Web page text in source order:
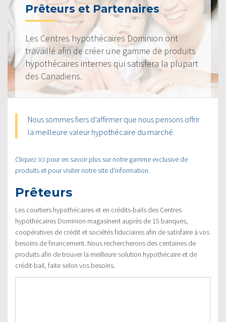
Prêteurs et Partenaires
Les Centres hypothécaires Dominion ont
travaillé afin de créer une gamme de produits
hypothécaires internes qui satisfera la plupart
des Canadiens.
Nous sommes fiers d’affirmer que nous pensons offrir
la meilleure valeur hypothécaire du marché.
Cliquez ici pour en savoir plus sur notre gamme exclusive de
produits et pour visiter notre site d’information.
Prêteurs
Les courtiers hypothécaires et en crédits-bails des Centres
hypothécaires Dominion magasinent auprès de 15 banques,
coopératives de crédit et sociétés fiduciaires afin de satisfaire à vos
besoins de financement. Nous rechercherons des centaines de
produits afin de trouver la meilleure solution hypothécaire et de
crédit-bail, faite selon vos besoins.